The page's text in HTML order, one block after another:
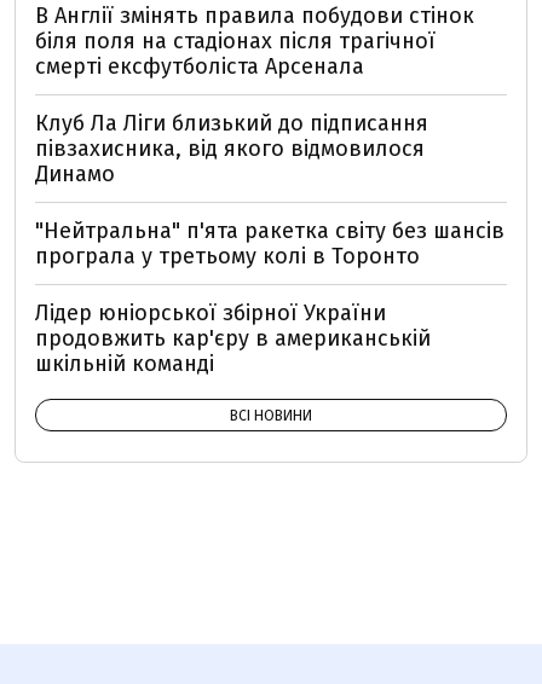
В Англії змінять правила побудови стінок
біля поля на стадіонах після трагічної
смерті ексфутболіста Арсенала
Клуб Ла Ліги близький до підписання
півзахисника, від якого відмовилося
Динамо
"Нейтральна" п'ята ракетка світу без шансів
програла у третьому колі в Торонто
Лідер юніорської збірної України
продовжить кар'єру в американській
шкільній команді
ВСІ НОВИНИ